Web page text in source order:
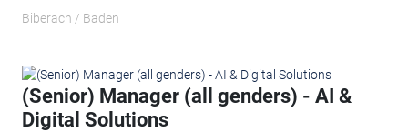
Biberach / Baden
(Senior) Manager (all genders) - AI &
Digital Solutions